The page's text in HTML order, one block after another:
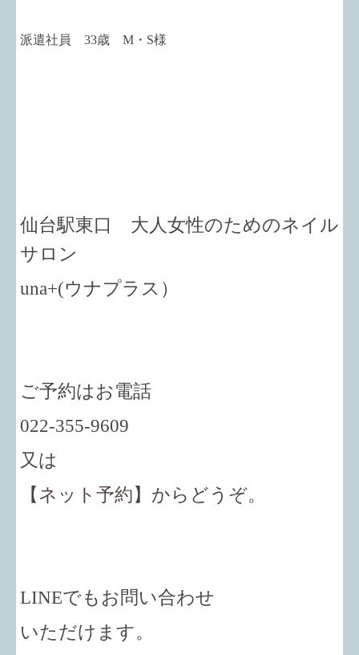
派遣社員 33歳 M・S様
仙台駅東口 大人女性のためのネイル
サロン
una+(ウナプラス）
ご予約はお電話
022-355-9609
又は
【 ネット予約 】からどうぞ。
LINEでもお問い合わせ
いただけます。